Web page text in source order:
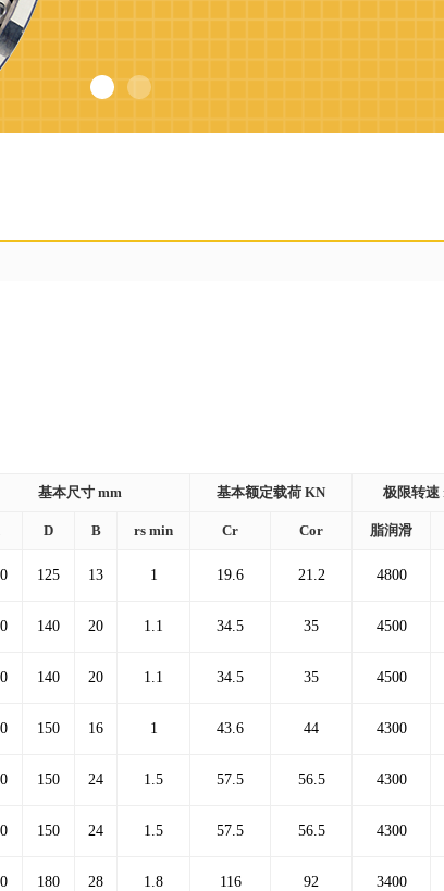
基本尺寸 mm 基本额定载荷 KN 极限转
D B rs min Cr Cor 脂润滑
125 13 1 19.6 21.2 4800
140 20 1.1 34.5 35 4500
140 20 1.1 34.5 35 4500
150 16 1 43.6 44 4300
150 24 1.5 57.5 56.5 4300
150 24 1.5 57.5 56.5 4300
180 28 1.8 116 92 3400